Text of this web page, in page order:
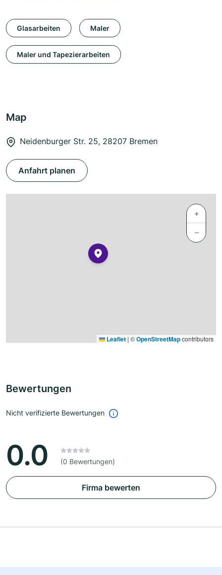
Glasarbeiten Maler
Maler und Tapezierarbeiten
Map
Neidenburger Str. 25, 28207 Bremen
Anfahrt planen
+
−
Leaflet | ©OpenStreetMapcontributors
Bewertungen
Nicht verifizierte Bewertungen
0.0 (0 Bewertungen)
Firma bewerten